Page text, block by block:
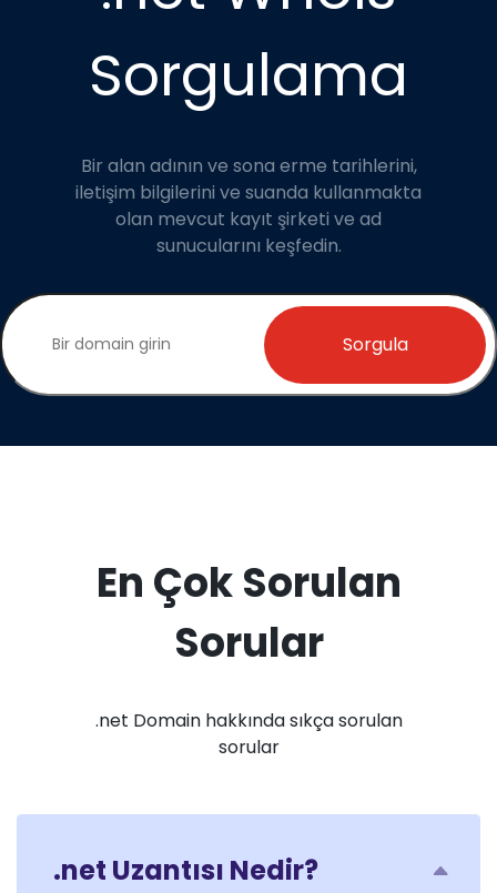
Sorgulama
Bir alan adının ve sona erme tarihlerini,
iletişim bilgilerini ve suanda kullanmakta
olan mevcut kayıt şirketi ve ad
sunucularını keşfedin.
Sorgula
En Çok Sorulan
Sorular
.net Domain hakkında sıkça sorulan
sorular
.net Uzantısı Nedir?